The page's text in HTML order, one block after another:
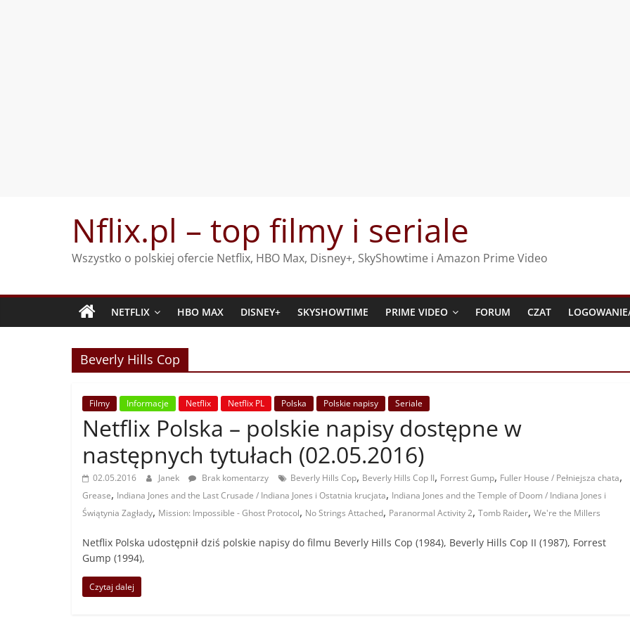
Nflix.pl – top filmy i seriale
Wszystko o polskiej ofercie Netflix, HBO Max, Disney+, SkyShowtime i Amazon Prime Video
NETFLIX HBO MAX DISNEY+ SKYSHOWTIME PRIME VIDEO FORUM CZAT
Beverly Hills Cop
Filmy Informacje Netflix Netflix PL Polska Polskie napisy Seriale
Netflix Polska – polskie napisy dostępne w
następnych tytułach (02.05.2016)
02.05.2016 Janek Brak komentarzy Beverly Hills Cop, Beverly Hills Cop II, Forrest Gump, Fuller House / Pełniejsza chata,
Grease, Indiana Jones and the Last Crusade / Indiana Jones i Ostatnia krucjata, Indiana Jones and the Temple of Doom / Indiana Jones i
Świątynia Zagłady, Mission: Impossible - Ghost Protocol, No Strings Attached, Paranormal Activity 2, Tomb Raider, We're the Millers
Netflix Polska udostępnił dziś polskie napisy do filmu Beverly Hills Cop (1984), Beverly Hills Cop II (1987), Forrest
Gump (1994),
Czytaj dalej